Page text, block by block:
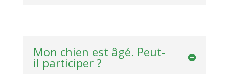
Mon chien est âgé. Peut-
il participer ?